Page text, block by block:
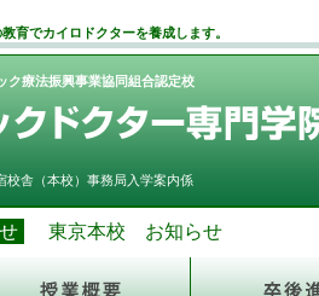
育でカイロドクターを養成します。
ク療法振興事業協同組合認定校
校舎（本校）事務局入学案内係
東京本校 お知らせ